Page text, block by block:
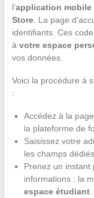
l’application mobile
Store. La page
identifiants. Ces
à votre espace
vos données.
Voici la procédure à
:
Accédez à la
la plateforme de
Saisissez votre
les champs dédiés.
Prenez un instant
informations : la
espace étudiant.